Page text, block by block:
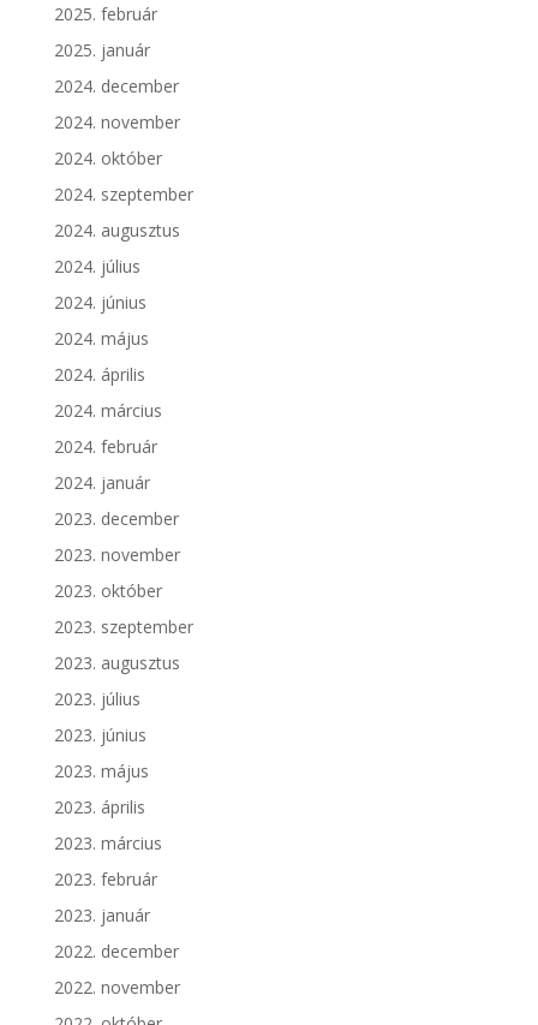
2025. február
2025. január
2024. december
2024. november
2024. október
2024. szeptember
2024. augusztus
2024. július
2024. június
2024. május
2024. április
2024. március
2024. február
2024. január
2023. december
2023. november
2023. október
2023. szeptember
2023. augusztus
2023. július
2023. június
2023. május
2023. április
2023. március
2023. február
2023. január
2022. december
2022. november